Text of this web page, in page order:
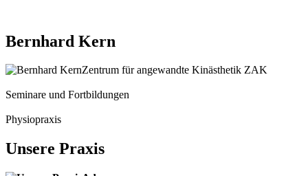
Bernhard Kern
Zentrum für angewandte Kinästhetik ZAK
Seminare und Fortbildungen
Physiopraxis
Unsere Praxis